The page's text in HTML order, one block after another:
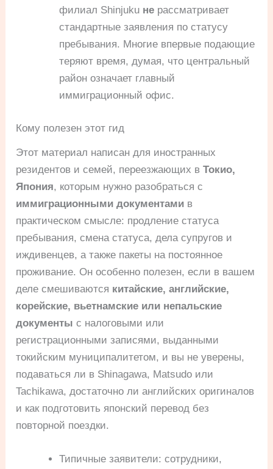
филиал Shinjuku не рассматривает
стандартные заявления по статусу
пребывания. Многие впервые подающие
теряют время, думая, что центральный
район означает главный
иммиграционный офис.
Кому полезен этот гид
Этот материал написан для иностранных
резидентов и семей, переезжающих вТокио,
Япония, которым нужно разобраться с
иммиграционными документами в
практическом смысле: продление статуса
пребывания, смена статуса, дела супругов и
иждивенцев, а также пакеты на постоянное
проживание. Он особенно полезен, если в вашем
деле смешиваются китайские, английские,
корейские, вьетнамские или непальские
документы с налоговыми или
регистрационными записями, выданными
токийским муниципалитетом, и вы не уверены,
подаваться ли в Shinagawa, Matsudo или
Tachikawa, достаточно ли английских оригиналов
и как подготовить японский перевод без
повторной поездки.
Типичные заявители: сотрудники,